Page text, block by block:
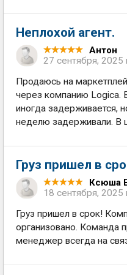
Неплохой агент.
Антон
27 сентября, 2025
Продаюсь на
через компанию Logica.
иногда задерживается,
неделю задерживали. В
Груз пришел в
Ксюша
18 сентября, 2025
Груз пришел в срок!
организовано. Команда
менеджер всегда на